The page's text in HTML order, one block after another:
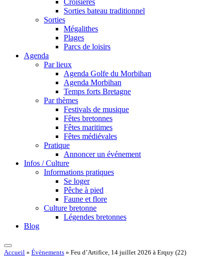
Croisières
Sorties bateau traditionnel
Sorties
Mégalithes
Plages
Parcs de loisirs
Agenda
Par lieux
Agenda Golfe du Morbihan
Agenda Morbihan
Temps forts Bretagne
Par thèmes
Festivals de musique
Fêtes bretonnes
Fêtes maritimes
Fêtes médiévales
Pratique
Annoncer un événement
Infos / Culture
Informations pratiques
Se loger
Pêche à pied
Faune et flore
Culture bretonne
Légendes bretonnes
Blog
Accueil » Évènements » Feu d’Artifice, 14 juillet 2026 à Erquy (22)